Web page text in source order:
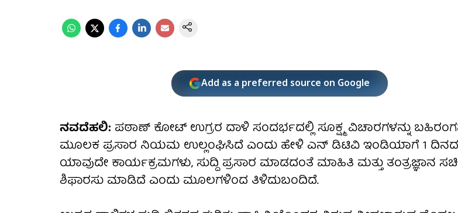
Add as a preferred source on Google
ನವದೆಹಲಿ: ಪಠಾಣ್ ಕೋಟ್ ಉಗ್ರರ ದಾಳಿ ಸಂದರ್ಭದಲ್ಲಿ ಸೂಕ್ಷ್ಮ ವಿಚಾರಗಳನ್ನು
ಮೂಲಕ ಪ್ರಸಾರ ನಿಯಮ ಉಲ್ಲಂಘಿಸಿದೆ ಎಂದು ಹೇಳಿ ಎನ್ ಡಿಟಿವಿ ಇಂಡಿಯಾಗೆ 1
ಯಾವುದೇ ಕಾರ್ಯಕ್ರಮಗಳು, ಸುದ್ದಿ ಪ್ರಸಾರ ಮಾಡದಂತೆ ಮಾಹಿತಿ ಮತ್ತು ತಂತ್ರಜ್ಞಾನ
ಶಿಫಾರಸು ಮಾಡಿದೆ ಎಂದು ಮೂಲಗಳಿಂದ ತಿಳಿದುಬಂದಿದೆ.